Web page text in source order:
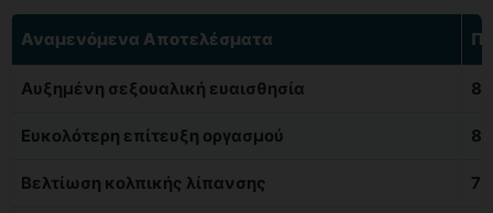
Αναμενόμενα Αποτελέσματα
Αυξημένη σεξουαλική ευαισθησία
Ευκολότερη επίτευξη οργασμού
Βελτίωση κολπικής λίπανσης